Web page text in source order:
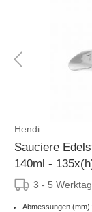
Hendi
Sauciere
140ml -
3 - 5
Abmessungen